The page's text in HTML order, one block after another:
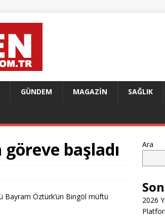
GÜNDEM MAGAZIN SAĞLIK
başladı
Bayram Öztürk’ün Bingöl müftü
Ara
2026